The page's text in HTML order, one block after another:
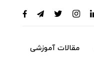
مقالات آموزشی